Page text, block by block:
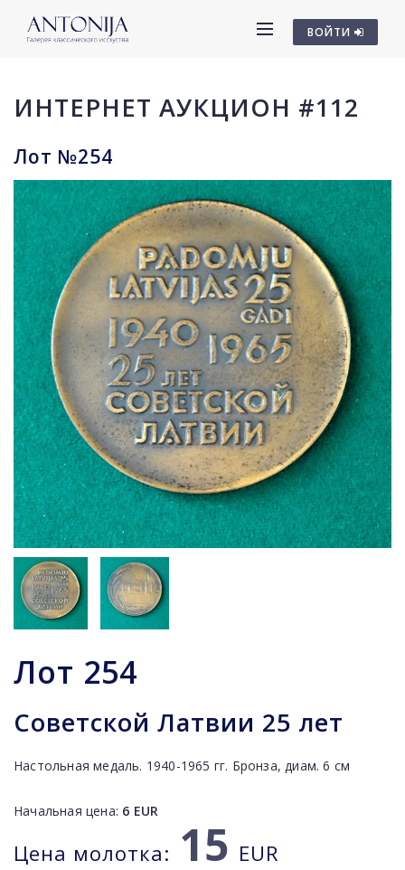
ВОЙТИ
ИНТЕРНЕТ АУКЦИОН #112
Лот №254
Лот 254
Советской Латвии 25 лет
Настольная медаль. 1940-1965 гг. Бронза, диам. 6 см
Начальная цена: 6 EUR
Цена молотка: 15 EUR